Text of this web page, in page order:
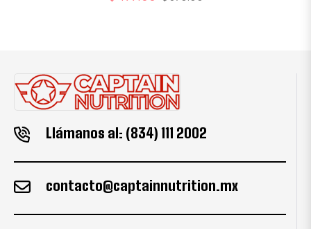
Llámanos al: (834) 111 2002
contacto@captainnutrition.mx